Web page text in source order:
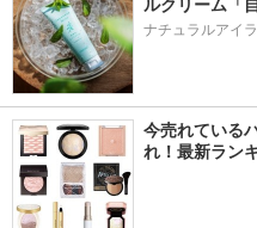
ルクリーム「
ナチュラルアイ
今売れている
れ！最新ラン